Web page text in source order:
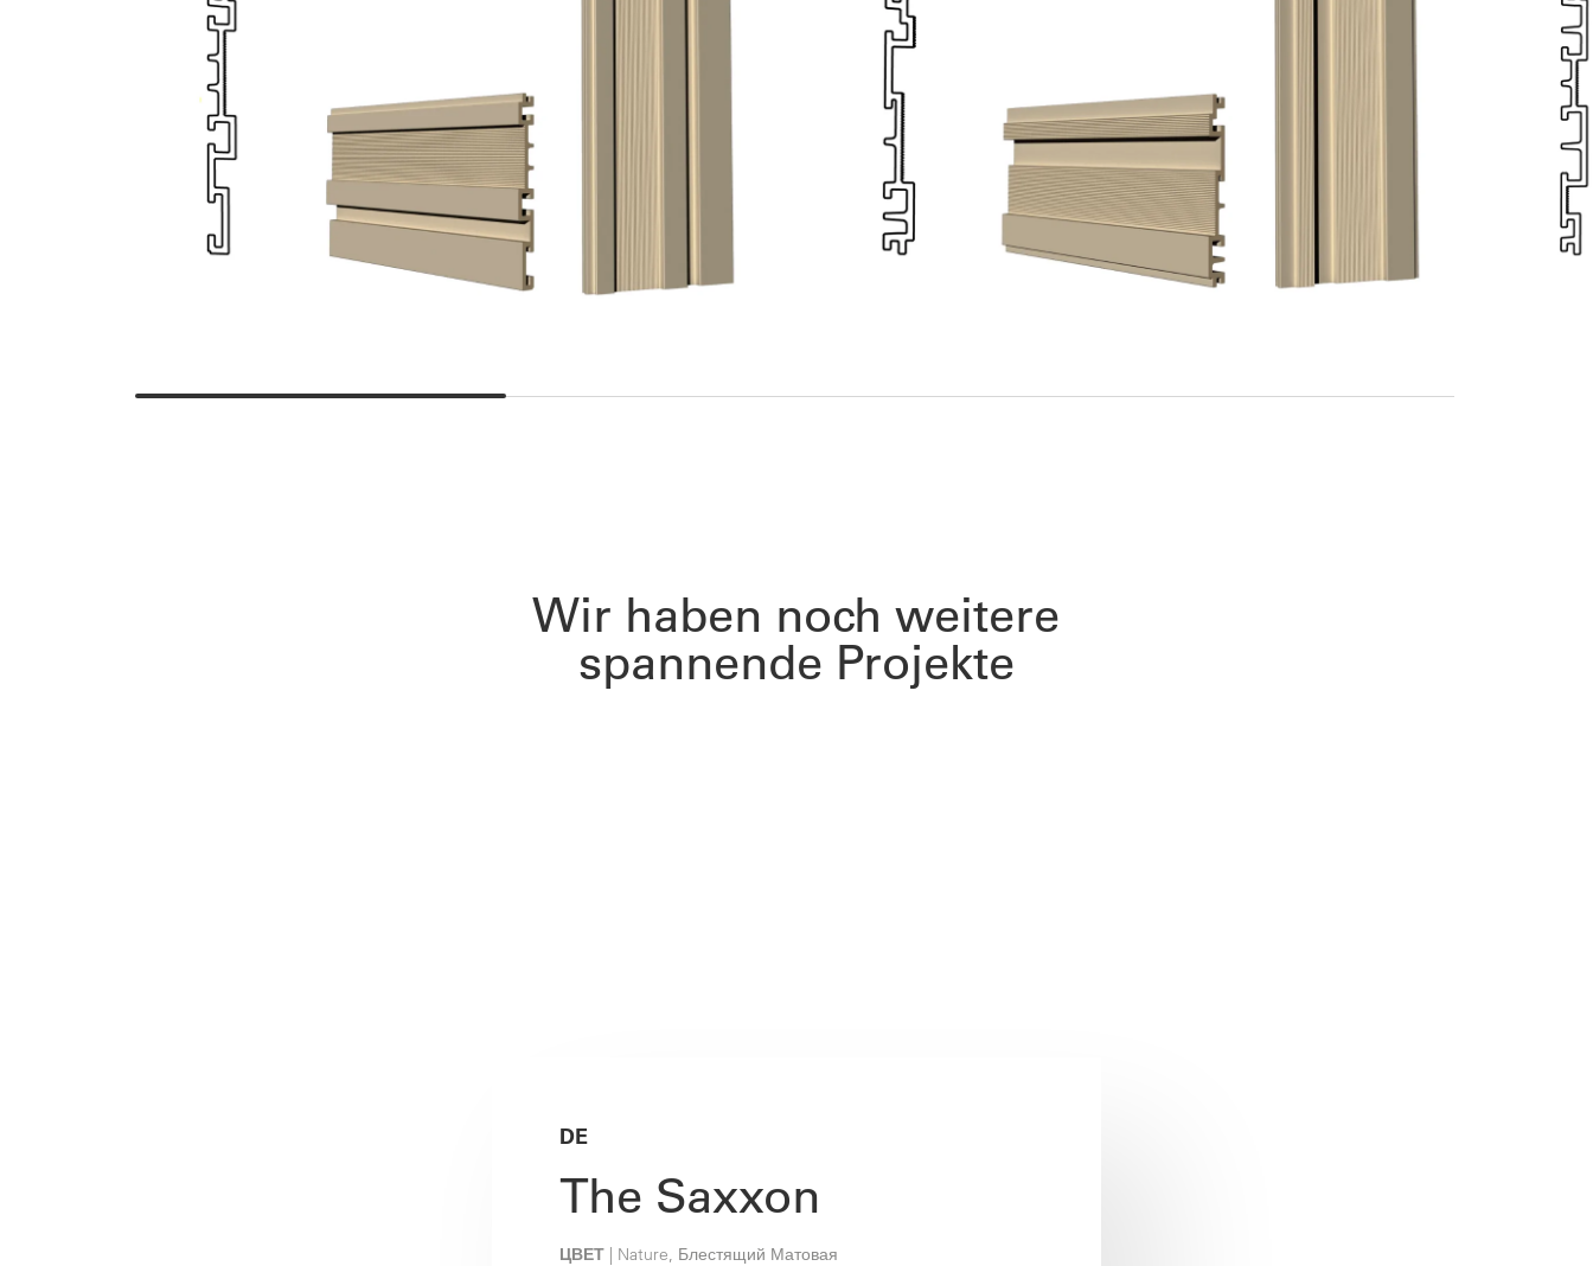
Wir haben noch weitere
spannende Projekte
DE
The Saxxon
ЦВЕТ | Nature, Блестящий Матовая